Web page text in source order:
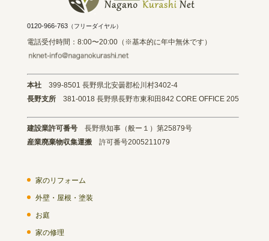
0120-966-763（フリーダイヤル）
電話受付時間：8:00〜20:00（※基本的に年中無休です）
本社 399-8501 長野県北安曇郡松川村3402-4
長野支所 381-0018 長野県長野市東和田842 CORE OFFICE 205
建設業許可番号 長野県知事（般ー１）第25879号
産業廃棄物収集運搬 許可番号2005211079
家のリフォーム
外壁・屋根・塗装
お庭
家の修理